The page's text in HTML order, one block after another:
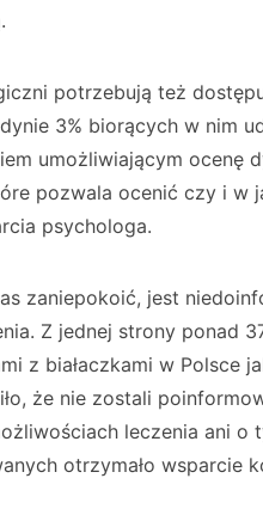
potrzebują też
3% biorących w nim
umożliwiającym ocenę
pozwala ocenić czy i w
psychologa.
zaniepokoić, jest
Z jednej strony ponad
z białaczkami w Polsce
że nie zostali
leczenia ani o
otrzymało wsparcie